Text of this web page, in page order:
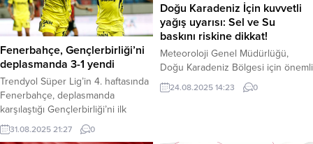
Fenerbahçe, Gençlerbirliği’ni
deplasmanda 3-1 yendi
Trendyol Süper Lig’in 4. haftasında
Fenerbahçe, deplasmanda
karşılaştığı Gençlerbirliği’ni ilk
yarıda bulduğu gollerle 3-1 mağlup
etti. Sarı-lacivertlilerde yeni transfer
31.08.2025 21:27 0
Doğu Karadeniz İçin kuvvetli
yağış uyarısı: Sel ve Su
baskını riskine dikkat!
Meteoroloji Genel Müdürlüğü,
Doğu Karadeniz Bölgesi için önemli
bir hava durumu uyarısı yayımladı.
Bu akşam saatlerinden itibaren
24.08.2025 14:23 0